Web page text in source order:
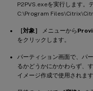
P2PVS.exeを実行します。
C:\Program
［対象］ メニューから
をクリックします。
パーティション画面で、パ
るかどうかにかかわらず、
イメージ作成で使用されます